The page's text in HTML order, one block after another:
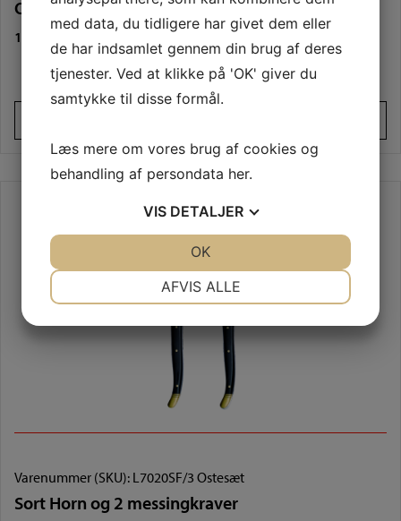
Oliventræ og 2 stålkraver
1.995,00
Varenummer (SKU): L7020SF/3 Ostesæt
Sort Horn og 2 messingkraver
med data, du tidligere har givet dem eller
de har indsamlet gennem din brug af deres
tjenester. Ved at klikke på 'OK' giver du
samtykke til disse formål.
Læs mere om vores brug af cookies og
behandling af persondata her.
VIS DETALJER
AFVIS ALLE
OK